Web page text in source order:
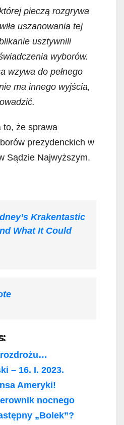
pieczą rozgrywa
uszanowania tej
usztywnili
wyborów.
wzywa do pełnego
ma innego wyjścia,
to, że sprawa
prezydenckich w
Sądzie Najwyższym.
Krakentastic
What It Could
– 16. I. 2023.
Ameryki!
nocnego
„Bolek”?